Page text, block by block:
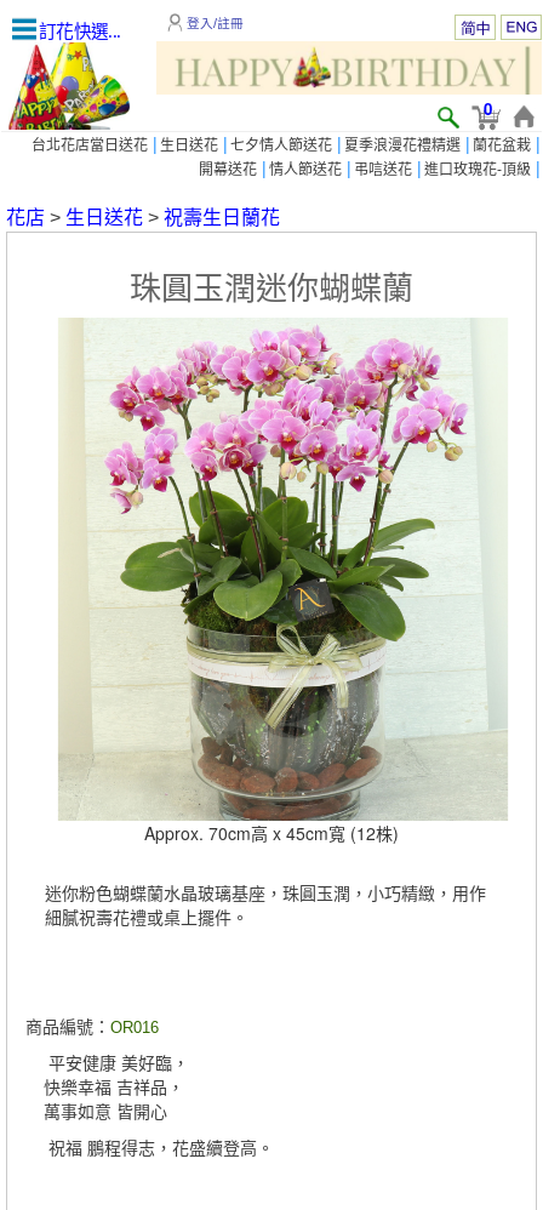
訂花快選... 登入/註冊
0
台北花店當日送花 | 生日送花 | 七夕情人節送花 | 夏季浪漫花禮精選 | 蘭花盆栽 |
開幕送花 | 情人節送花 | 弔唁送花 | 進口玫瑰花-頂級 |
花店 > 生日送花 >祝壽生日蘭花
珠圓玉潤迷你蝴蝶蘭
Approx. 70cm高 x 45cm寬 (12株)
迷你粉色蝴蝶蘭水晶玻璃基座，珠圓玉潤，小巧精緻，用作
細膩祝壽花禮或桌上擺件。
商品編號：OR016
平安健康 美好臨，
快樂幸福 吉祥品，
萬事如意 皆開心
祝福 鵬程得志，花盛續登高。